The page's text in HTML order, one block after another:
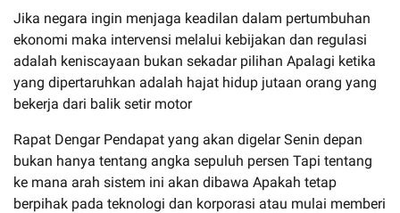
Jika negara ingin menjaga keadilan dalam pertumbuhan
ekonomi maka intervensi melalui kebijakan dan regulasi
adalah keniscayaan bukan sekadar pilihan Apalagi ketika
yang dipertaruhkan adalah hajat hidup jutaan orang yang
bekerja dari balik setir motor
Rapat Dengar Pendapat yang akan digelar Senin depan
bukan hanya tentang angka sepuluh persen Tapi tentang
ke mana arah sistem ini akan dibawa Apakah tetap
berpihak pada teknologi dan korporasi atau mulai memberi